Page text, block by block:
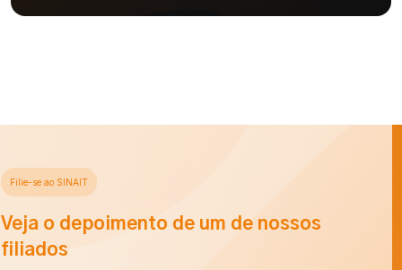
Filie-se ao SINAIT
Veja o depoimento de um de nossos
filiados